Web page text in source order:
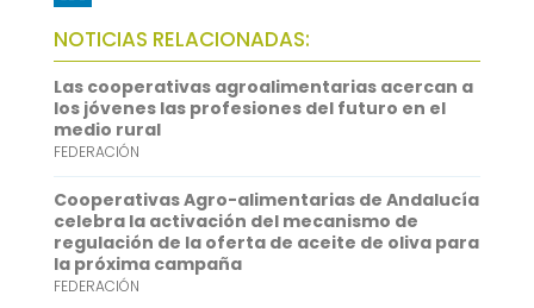
b
o
o
k
t
t
e
r
a
i
l
h
a
t
s
A
p
p
L
i
n
k
e
d
I
n
NOTICIAS RELACIONADAS:
Las cooperativas agroalimentarias acercan a
los jóvenes las profesiones del futuro en el
medio rural
FEDERACIÓN
Cooperativas Agro-alimentarias de Andalucía
celebra la activación del mecanismo de
regulación de la oferta de aceite de oliva para
la próxima campaña
FEDERACIÓN